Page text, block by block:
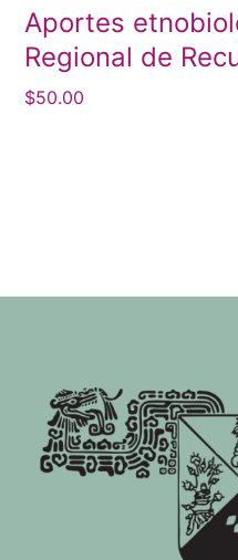
Aportes
Regional de
$50.00